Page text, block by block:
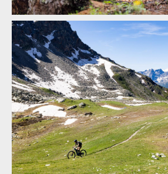
Report: ALLAROUND 2024 - třídenní
7600 metrů z kopce na 160 km
Report: ALLAROUND 2024 - třídenní
7600 metrů z kopce na 160 km
Report: ALLAROUND 2024 - třídenní
Report: ALLAROUND 2024 - třídenní
7600 metrů z kopce na 160 km
Report: ALLAROUND 2024 - třídenní
7600 metrů z kopce na 160 km
Report: ALLAROUND 2024 - třídenní
7600 metrů z kopce na 160 km